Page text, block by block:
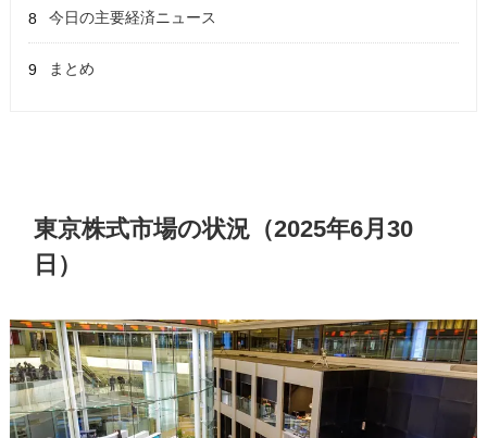
今日の主要経済ニュース
まとめ
東京株式市場の状況（2025年6月30
日）